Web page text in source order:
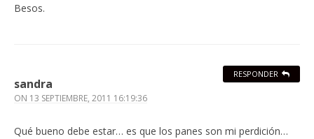
Besos.
sandra
ON 13 SEPTIEMBRE, 2011 16:19:36
Qué bueno debe estar… es que los panes son mi perdición…
RESPONDER